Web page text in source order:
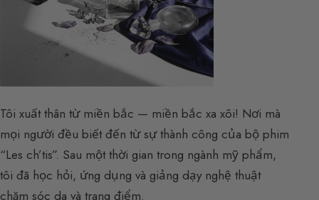
Tôi xuất thân từ miền bắc — miền bắc xa xôi! Nơi mà
mọi người đều biết đến từ sự thành công của bộ phim
“Les ch’tis”. Sau một thời gian trong ngành mỹ phẩm,
tôi đã học hỏi, ứng dụng và giảng dạy nghệ thuật
chăm sóc da và trang điểm.